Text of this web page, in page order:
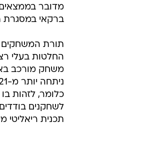
מדובר
ברקאי במסגרת
תורת המשחקים
החלטות בעלי
משחק מורכב
כלומר, לזהות
לשחקנים
תכנית ריאליטי